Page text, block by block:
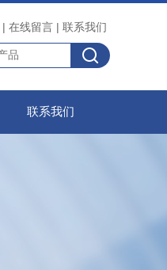
| 在线留言 | 联系我们
联系我们